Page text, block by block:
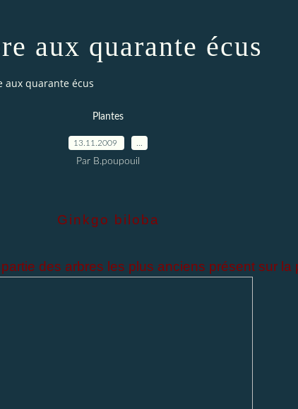
aux quarante écus
aux quarante écus
Plantes
13.11.2009
Par B.poupouil
Ginkgo biloba
des arbres les plus anciens présent sur la